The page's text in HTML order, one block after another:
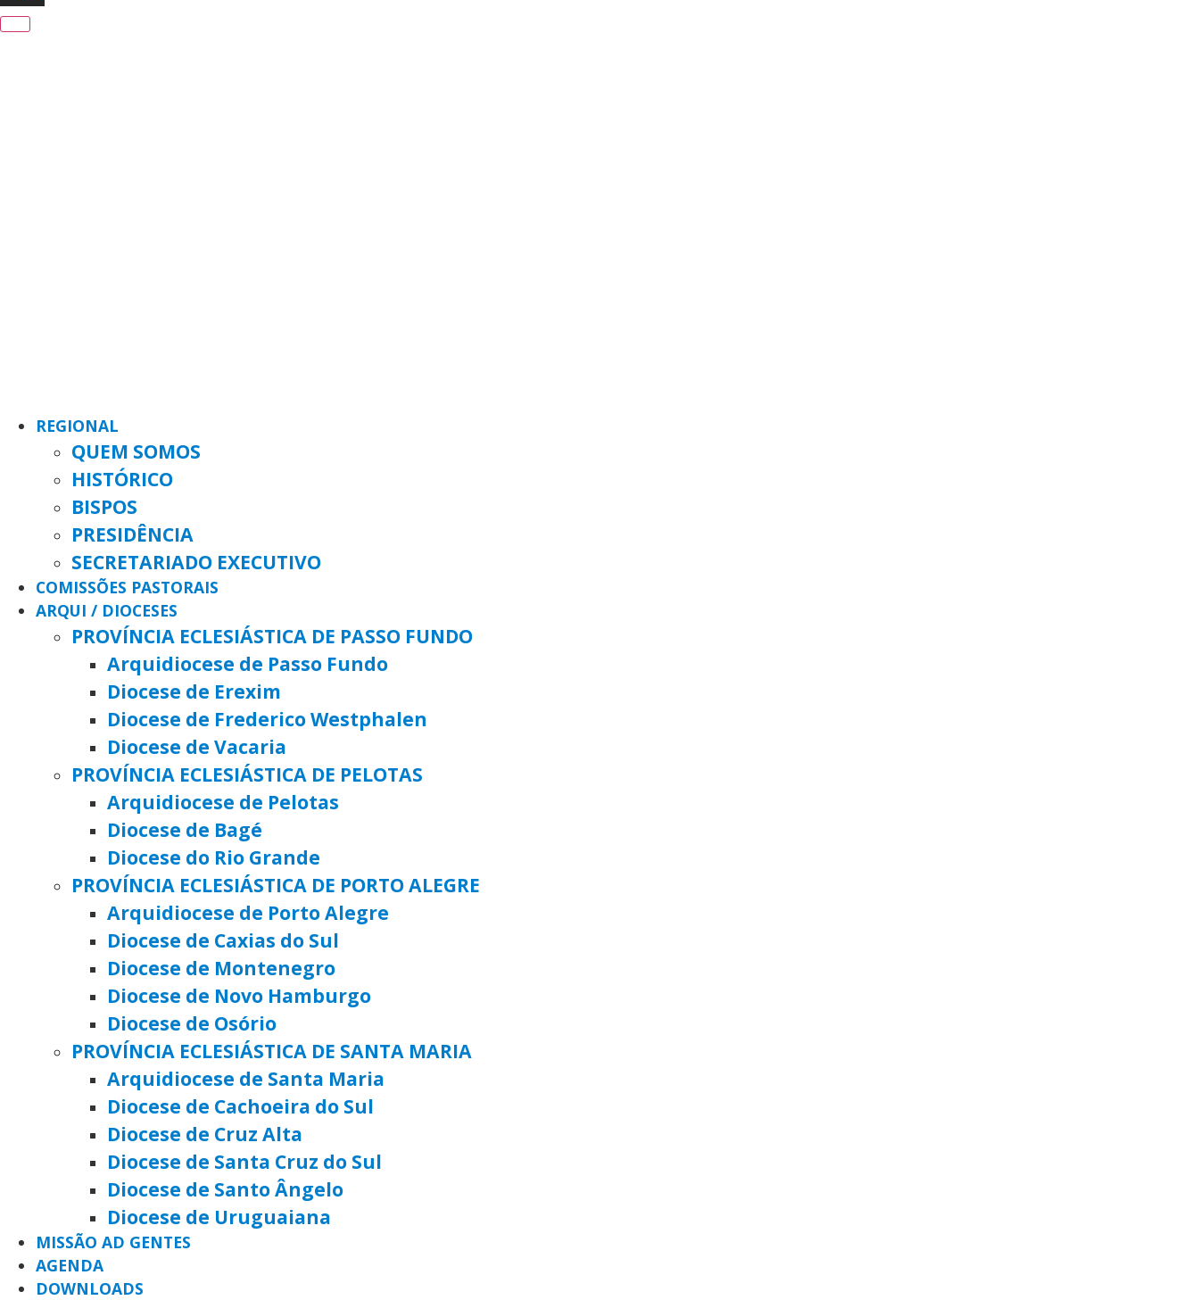
REGIONAL
QUEM SOMOS
HISTÓRICO
BISPOS
PRESIDÊNCIA
SECRETARIADO EXECUTIVO
COMISSÕES PASTORAIS
ARQUI / DIOCESES
PROVÍNCIA ECLESIÁSTICA DE PASSO FUNDO
Arquidiocese de Passo Fundo
Diocese de Erexim
Diocese de Frederico Westphalen
Diocese de Vacaria
PROVÍNCIA ECLESIÁSTICA DE PELOTAS
Arquidiocese de Pelotas
Diocese de Bagé
Diocese do Rio Grande
PROVÍNCIA ECLESIÁSTICA DE PORTO ALEGRE
Arquidiocese de Porto Alegre
Diocese de Caxias do Sul
Diocese de Montenegro
Diocese de Novo Hamburgo
Diocese de Osório
PROVÍNCIA ECLESIÁSTICA DE SANTA MARIA
Arquidiocese de Santa Maria
Diocese de Cachoeira do Sul
Diocese de Cruz Alta
Diocese de Santa Cruz do Sul
Diocese de Santo Ângelo
Diocese de Uruguaiana
MISSÃO AD GENTES
AGENDA
DOWNLOADS